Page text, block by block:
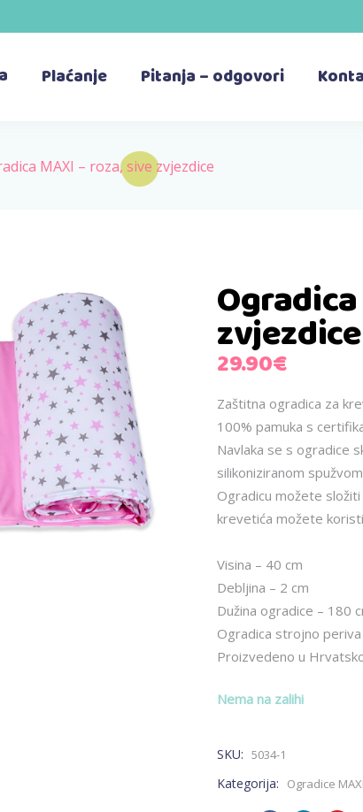
Plaćanje Pitanja – odgovori
MAXI – roza, sive zvjezdice
zvjezdice
29.90€
Zaštitna ogradica za
100% pamuka s
Navlaka se s ogradice
silikoniziranom
Ogradicu možete
krevetića možete
Visina – 40 cm
Debljina – 2 cm
Dužina ogradice – 180
Ogradica strojno periva
Proizvedeno u
Nema na zalihi
SKU: 5034-1
Kategorija: Ogradice MAXI